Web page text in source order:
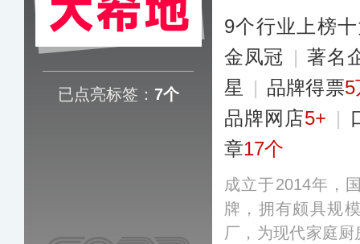
已点亮标签： 7个
9个行业上榜
金凤冠 | 著名
星
| 品牌得票5
品牌网店5+ |
章17个
成立于2014年，
牌，拥有颇具规
厂，为现代家庭